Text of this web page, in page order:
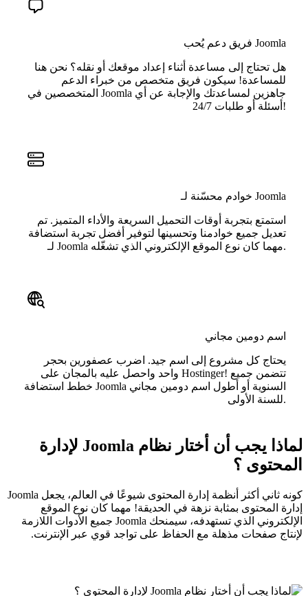
فريق دعم يُحب Joomla
هل تحتاج إلى مساعدة أثناء إعداد موقعك أو نقله؟ نحن هنا
للمساعدة! سيكون فريق متخصص من خبراء الدعم
المتخصصين في Joomla جاهزين لمساعدتك والإجابة عن أي
أسئلة أو طلبات 24/7!
خوادم محسّنة لـ Joomla
استمتع بتجربة أوقات التحميل السريعة والأداء المتميز. تم
تعديل جميع خوادمنا وتحسينها لتوفير أفضل تجربة استضافة
لـ Joomla مهما كان نوع الموقع الإلكتروني الذي تشغّله.
اسم دومين مجاني
يحتاج كل مشروع إلى اسم جيد. اضرب عصفورين بحجر
واحد واحصل عليه بالمجان على Hostinger! تتضمن جميع
خطط استضافة Joomla السنوية أو أطول اسم دومين مجاني
للسنة الأولى.
لماذا يجب أن أختار نظام Joomla لإدارة
المحتوى ؟
كونه ثاني أكثر أنظمة إدارة المحتوى شيوعًا في العالم، يجعل Joomla
إدارة المحتوى بمثابة نزهة في الحديقة! مهما كان نوع الموقع
الإلكتروني الذي تستهدفه، سيمنحك Joomla جميع الأدوات اللازمة
لإنتاج صفحات مذهلة مع الحفاظ على تواجد قوي عبر الإنترنت.